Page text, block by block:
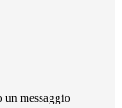
un messaggio